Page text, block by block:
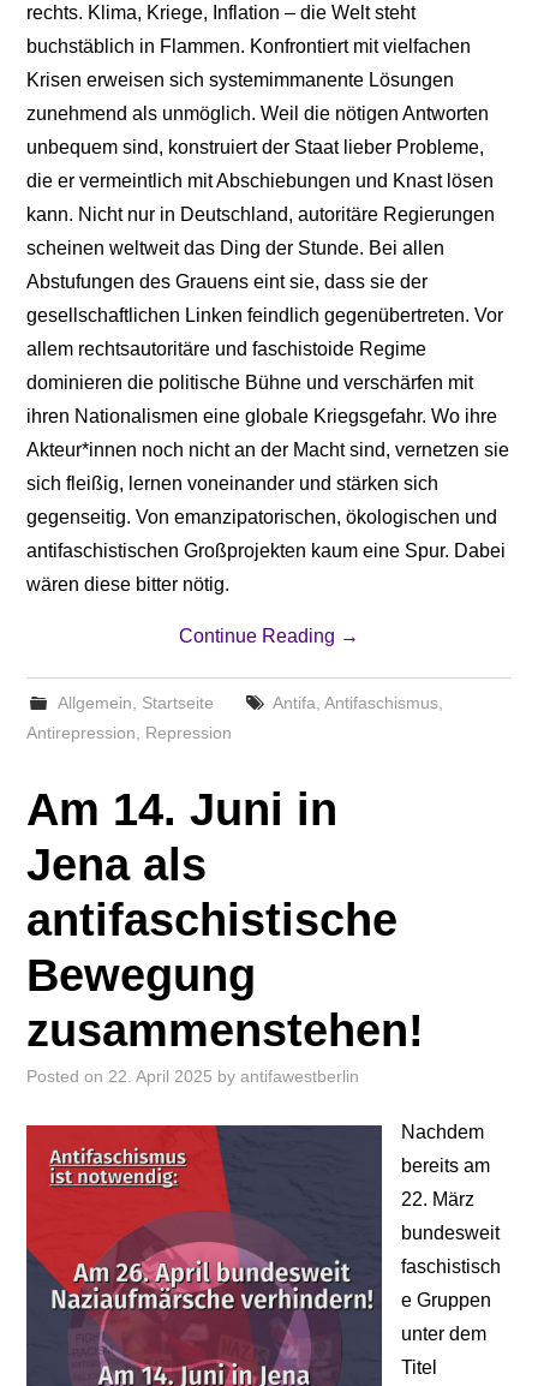
rechts. Klima, Kriege, Inflation – die Welt steht
buchstäblich in Flammen. Konfrontiert mit vielfachen
Krisen erweisen sich systemimmanente Lösungen
zunehmend als unmöglich. Weil die nötigen Antworten
unbequem sind, konstruiert der Staat lieber Probleme,
die er vermeintlich mit Abschiebungen und Knast lösen
kann. Nicht nur in Deutschland, autoritäre Regierungen
scheinen weltweit das Ding der Stunde. Bei allen
Abstufungen des Grauens eint sie, dass sie der
gesellschaftlichen Linken feindlich gegenübertreten. Vor
allem rechtsautoritäre und faschistoide Regime
dominieren die politische Bühne und verschärfen mit
ihren Nationalismen eine globale Kriegsgefahr. Wo ihre
Akteur*innen noch nicht an der Macht sind, vernetzen sie
sich fleißig, lernen voneinander und stärken sich
gegenseitig. Von emanzipatorischen, ökologischen und
antifaschistischen Großprojekten kaum eine Spur. Dabei
wären diese bitter nötig.
Continue Reading →
Allgemein Startseite Antifa Antifaschismus,
Antirepression
Repression
Am 14. Juni in
Jena als
antifaschistische
Bewegung
zusammenstehen!
Posted on 22. April 2025 byantifawestberlin
Nachdem
bereits am
22. März
bundesweit
faschistisch
e Gruppen
unter dem
Titel